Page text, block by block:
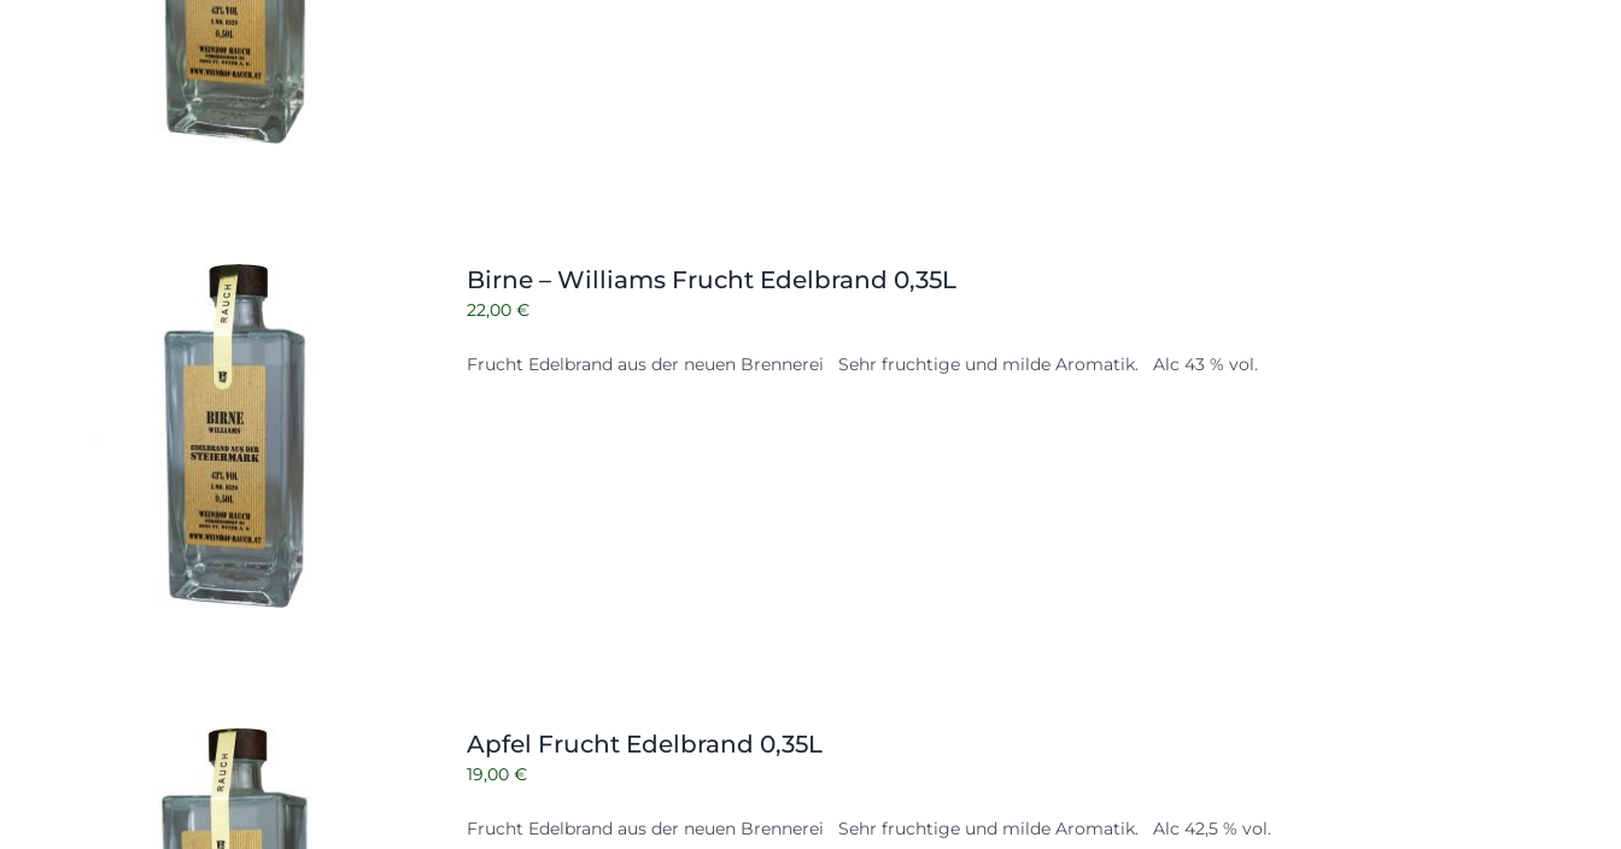
Birne – Williams Frucht Edelbrand 0,35L
22,00 €
Frucht Edelbrand aus der neuen Brennerei Sehr fruchtige und milde Aromatik. Alc 43 % vol.
Apfel Frucht Edelbrand 0,35L
19,00 €
Frucht Edelbrand aus der neuen Brennerei Sehr fruchtige und milde Aromatik. Alc 42,5 % vol.